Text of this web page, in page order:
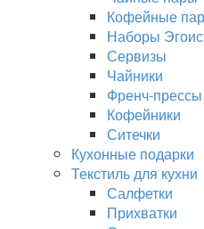
Кофейные
Наборы
Сервизы
Чайники
Френч-прессы
Кофейники
Ситечки
Кухонные подарки
Текстиль для кухни
Салфетки
Прихватки